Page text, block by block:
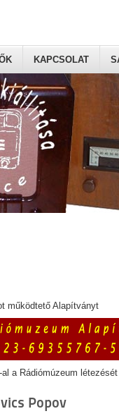
KAPCSOLAT
működtető Alapítványt
a Rádiómúzeum
Popov